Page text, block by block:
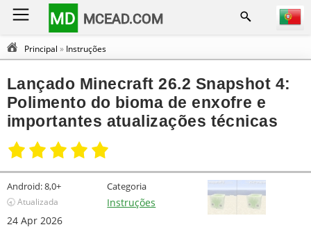
MD MCEAD.COM
Principal » Instruções
Lançado Minecraft 26.2 Snapshot 4:
Polimento do bioma de enxofre e
importantes atualizações técnicas
Android:8,0+
🕣 Atualizada
24 Apr 2026
Categoria
Instruções